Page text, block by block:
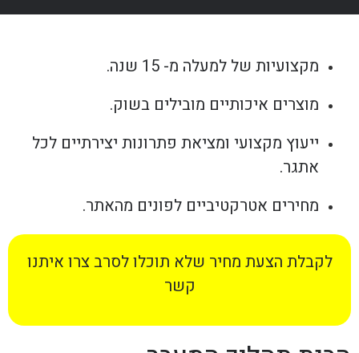
מקצועיות של למעלה מ- 15 שנה.
מוצרים איכותיים מובילים בשוק.
ייעוץ מקצועי ומציאת פתרונות יצירתיים לכל
אתגר.
מחירים אטרקטיביים לפונים מהאתר.
לקבלת הצעת מחיר שלא תוכלו לסרב צרו איתנו
קשר